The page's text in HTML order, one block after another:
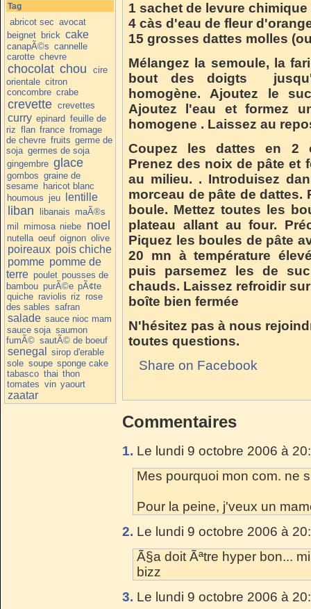
Tag
abricot sec avocat
beignet brick cake
canapÃ©s cannelle
carotte chevre
chocolat chou
cire
orientale citron
concombre crabe
crevette crevettes
curry epinard feuille de
riz flan france fromage
de chevre fruits germe de
soja germes de soja
gingembre glace
gombos graine de
sesame haricot blanc
houmous jeu lentille
liban libanais maÃ®s
mil mimosa niebe noel
nutella oeuf oignon olive
poireaux pois chiche
pomme pomme de
terre poulet pousses de
bambou purÃ©e pÃ¢te
quiche raviolis riz rose
des sables safran
salade sauce nioc mam
sauce soja saumon
fumÃ© sautÃ© de boeuf
senegal
sirop d'erable
sole soupe sponge cake
tabasco thai thon
tomates vin yaourt
zaatar
1 sachet de levure chimique
4 càs d'eau de fleur
15 grosses dattes molles
Mélangez la semoule, la
bout des doigts
homogène. Ajoutez le
Ajoutez l'eau et formez
homogene . Laissez au
Coupez les dattes en 2
Prenez des noix de pâte et
au milieu. . Introduisez
morceau de pâte de
boule. Mettez toutes les
plateau allant au four.
Piquez les boules de pâte
20 mn à température
puis parsemez les de
chauds. Laissez refroidir
boîte bien fermée
N'hésitez pas à nous
toutes questions.
Share on Facebook
Commentaires
1. Le lundi 9 octobre 2006 à
Mes pourquoi mon com. ne
Pour la peine, j'veux un
2. Le lundi 9 octobre 2006 à
Ã§a doit Ãªtre hyper bon...
bizz
3. Le lundi 9 octobre 2006 à